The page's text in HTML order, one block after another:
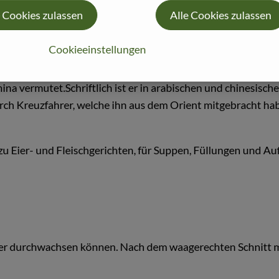
1,20 m Tiefe; meist zweihäusig; enthält Oxalsäure; je
vermutet.Schriftlich ist er in arabischen und
Kreuzfahrer, welche ihn aus dem Orient mitgebracht
Eier- und Fleischgerichten, für Suppen, Füllungen und
können. Nach dem waagerechten Schnitt
Cookieeinstellungen
zulassen Alle Cookies zulassen